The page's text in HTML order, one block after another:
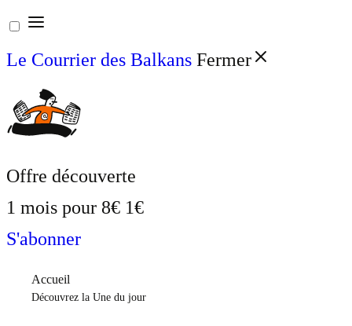
Aller
au
contenu
Le Courrier des Balkans Fermer
Offre découverte
1 mois pour 8€ 1€
S'abonner
Accueil
Découvrez la Une du jour